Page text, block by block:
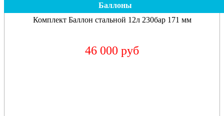
Баллоны
Комплект Баллон стальной 12л 230бар 171 мм
46 000 руб